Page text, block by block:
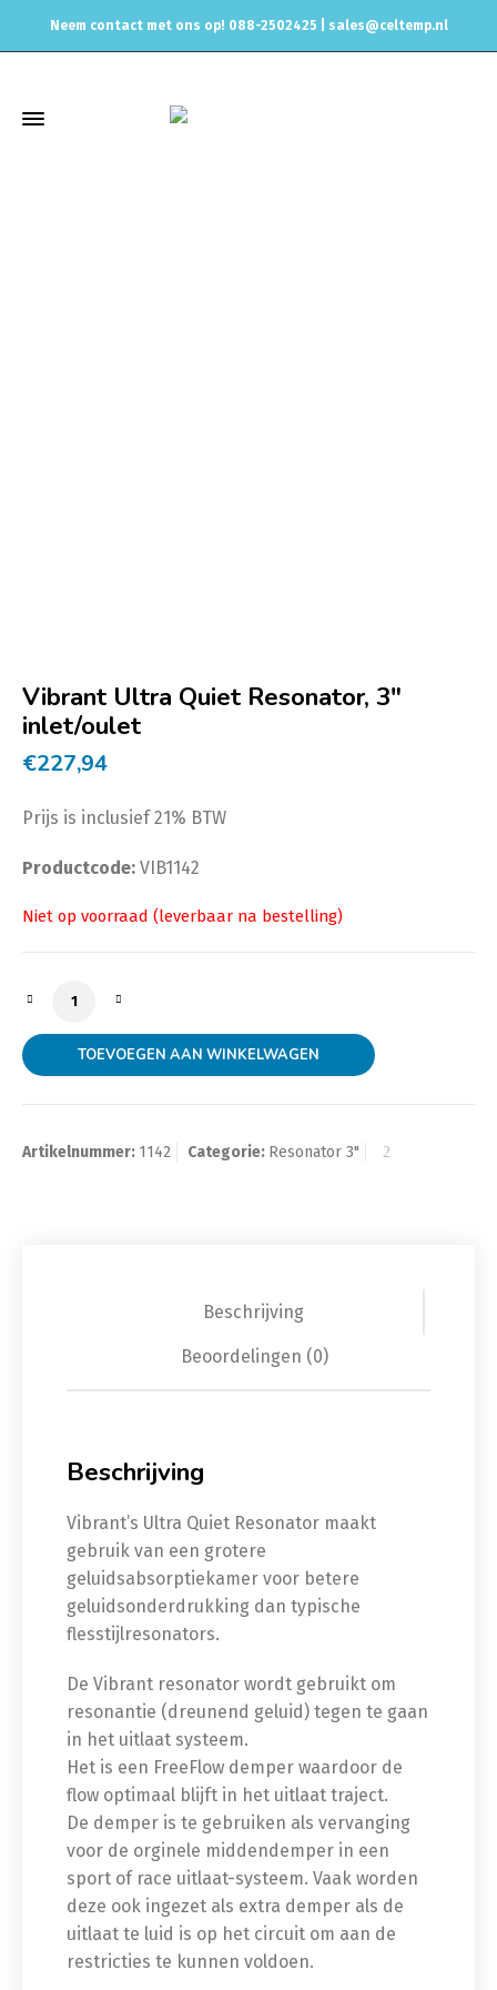
Neem contact met ons op! 088-2502425 | sales@celtemp.nl
Vibrant Ultra Quiet Resonator, 3″
inlet/oulet
€227,94
Prijs is inclusief 21% BTW
Productcode: VIB1142
Vibrant Ultra Quiet Resonator, 3" inlet/oulet aantal
TOEVOEGEN AAN WINKELWAGEN
Artikelnummer: 1142 Categorie: Resonator 3"
Beschrijving
Beoordelingen (0)
Beschrijving
Vibrant’s Ultra Quiet Resonator maakt
gebruik van een grotere
geluidsabsorptiekamer voor betere
geluidsonderdrukking dan typische
flesstijlresonators.
De Vibrant resonator wordt gebruikt om
resonantie (dreunend geluid) tegen te gaan
in het uitlaat systeem.
Het is een FreeFlow demper waardoor de
flow optimaal blijft in het uitlaat traject.
De demper is te gebruiken als vervanging
voor de orginele middendemper in een
sport of race uitlaat-systeem. Vaak worden
deze ook ingezet als extra demper als de
uitlaat te luid is op het circuit om aan de
restricties te kunnen voldoen.